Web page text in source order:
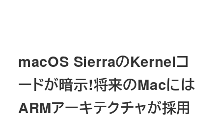
macOS SierraのKernelコ
ードが暗示!将来のMacには
ARMアーキテクチャが採用